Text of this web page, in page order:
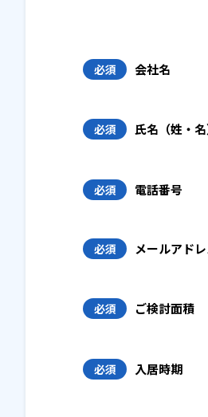
必須 会社名
必須 氏名（姓・名
必須 電話番号
必須 メールアド
必須 ご検討面積
必須 入居時期